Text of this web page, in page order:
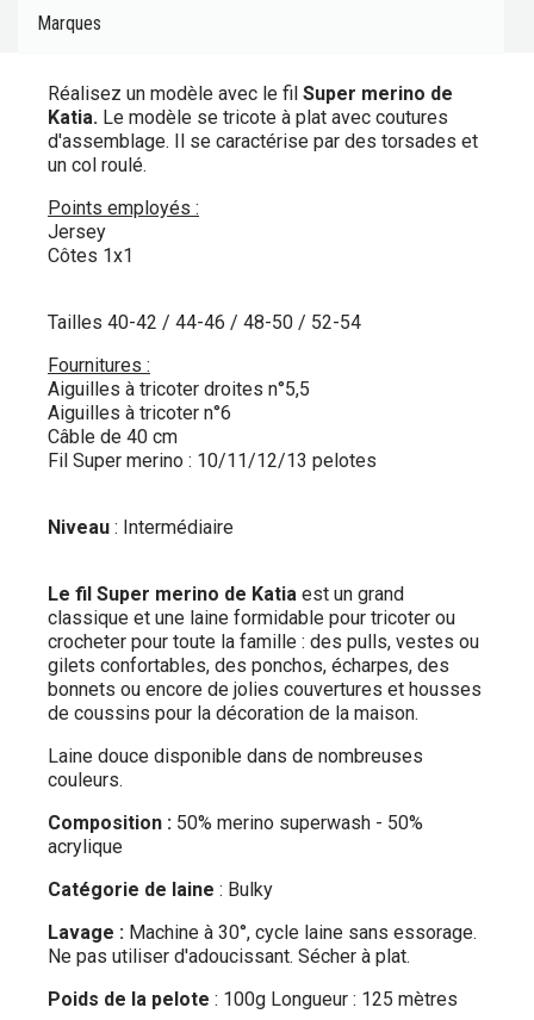
Marques
Réalisez un modèle avec le fil Super merino de
Katia. Le modèle se tricote à plat avec coutures
d'assemblage. Il se caractérise par des torsades et
un col roulé.
Points employés :
Jersey
Côtes 1x1
Tailles 40-42 / 44-46 / 48-50 / 52-54
Fournitures :
Aiguilles à tricoter droites n°5,5
Aiguilles à tricoter n°6
Câble de 40 cm
Fil Super merino : 10/11/12/13 pelotes
Niveau : Intermédiaire
Le fil Super merino de Katia est un grand
classique et une laine formidable pour tricoter ou
crocheter pour toute la famille : des pulls, vestes ou
gilets confortables, des ponchos, écharpes, des
bonnets ou encore de jolies couvertures et housses
de coussins pour la décoration de la maison.
Laine douce disponible dans de nombreuses
couleurs.
Composition : 50% merino superwash - 50%
acrylique
Catégorie de laine : Bulky
Lavage : Machine à 30°, cycle laine sans essorage.
Ne pas utiliser d'adoucissant. Sécher à plat.
Poids de la pelote : 100g Longueur : 125 mètres